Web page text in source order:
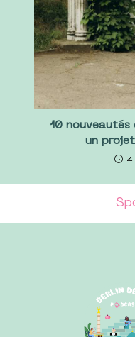
10 nouveautés
un
4